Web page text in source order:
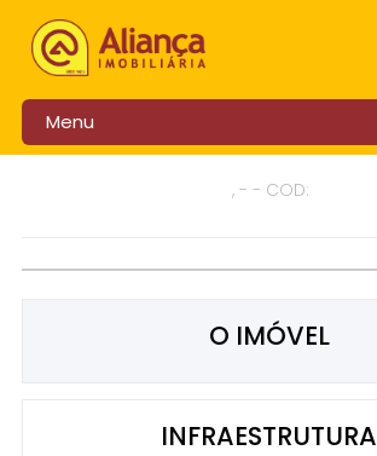
Menu
, - - COD:
O IMÓVEL
INFRAESTRUTURA